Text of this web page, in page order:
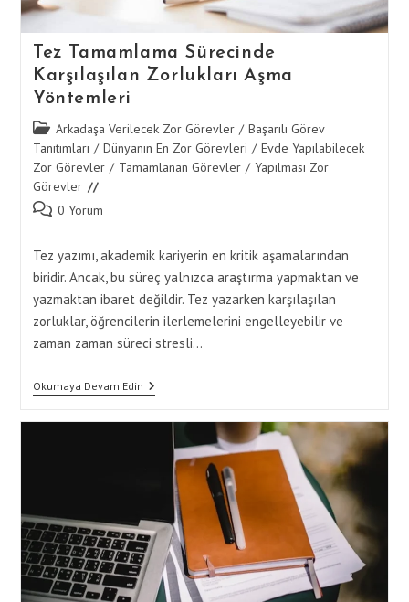
Tez Tamamlama Sürecinde
Karşılaşılan Zorlukları Aşma
Yöntemleri
Post
category:
Arkadaşa Verilecek Zor Görevler / Başarılı Görev
Tanıtımları / Dünyanın En Zor Görevleri / Evde Yapılabilecek
Zor Görevler / Tamamlanan Görevler / Yapılması Zor
Görevler
Post 0 Yorum
Tez yazımı, akademik kariyerin en kritik aşamalarından
biridir. Ancak, bu süreç yalnızca araştırma yapmaktan ve
yazmaktan ibaret değildir. Tez yazarken karşılaşılan
zorluklar, öğrencilerin ilerlemelerini engelleyebilir ve
zaman zaman süreci stresli…
Okumaya Devam EdinTez
Tamamlama
Karşılaşılan
Zorlukları
Yöntemleri